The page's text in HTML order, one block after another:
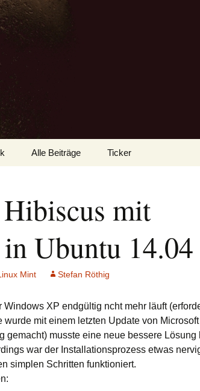
Alle Beiträge Ticker
mit
Ubuntu 14.04
Mint Stefan Röthig
Windows XP endgültig ncht mehr läuft
wurde mit einem letzten Update von Microsoft
gemacht) musste eine neue bessere Lösung
war der Installationsprozess etwas
simplen Schritten funktioniert.